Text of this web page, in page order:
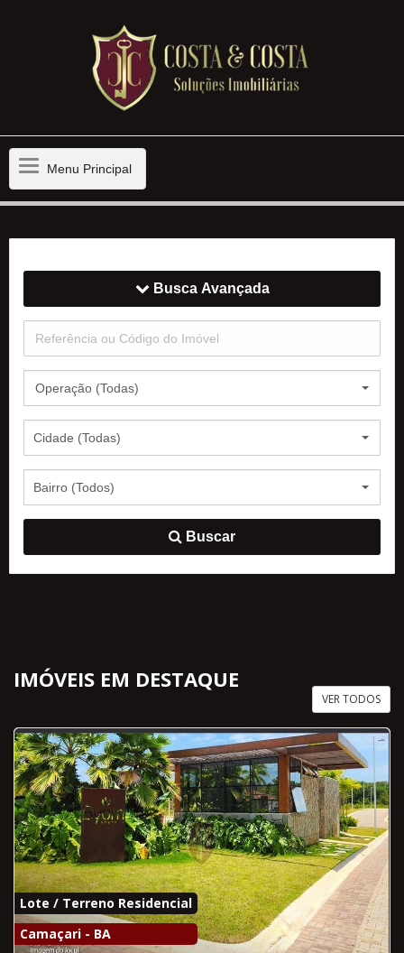
MenuMenu Principal
Busca Avançada
Operação (Todas)
Cidade (Todas)
Bairro (Todos)
Buscar
IMÓVEIS EM DESTAQUE
VER TODOS
Lote / Terreno Residencial
Camaçari - BA